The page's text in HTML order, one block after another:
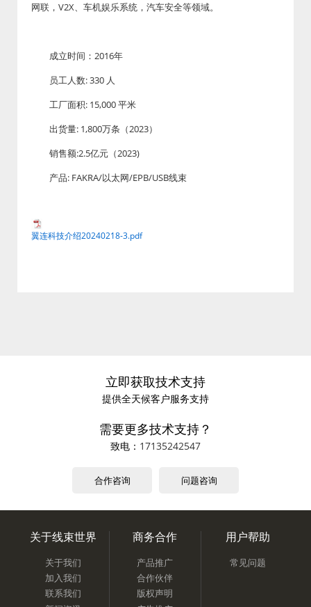
网联，V2X、车机娱乐系统，汽车安全等领域。
成立时间：2016年
员工人数: 330 人
工厂面积: 15,000 平米
出货量: 1,800万条（2023）
销售额:2.5亿元（2023)
产品: FAKRA/以太网/EPB/USB线束
翼连科技介绍20240218-3.pdf
立即获取技术支持
提供全天候客户服务支持
需要更多技术支持？
致电： 17135242547
合作咨询 问题咨询
关于线束世界
关于我们
加入我们
联系我们
商务合作
产品推广
合作伙伴
版权声明
用户帮助
常见问题